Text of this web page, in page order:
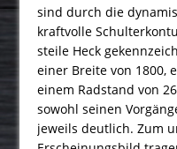
sind durch die
kraftvolle
steile Heck
einer Breite von 1800,
einem Radstand von
sowohl seinen
jeweils deutlich. Zum